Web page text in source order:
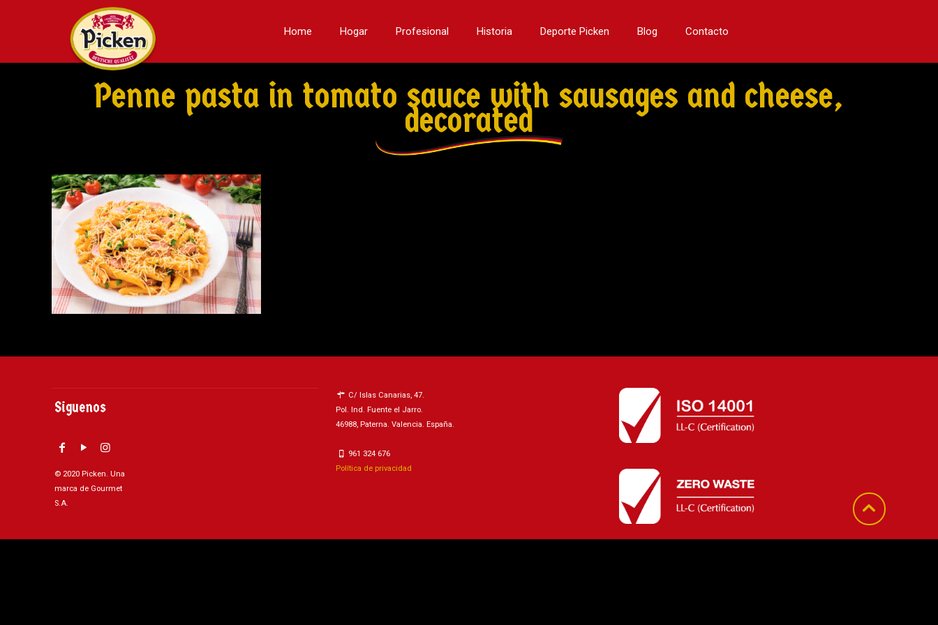
Home Hogar Profesional Historia Deporte Picken Blog Contacto
Penne pasta in tomato sauce with sausages and cheese,
decorated
Siguenos
© 2020 Picken. Una
marca de Gourmet
S.A.
C/ Islas Canarias, 47.
Pol. Ind. Fuente el Jarro.
46988, Paterna. Valencia. España.
961 324 676
Política de privacidad